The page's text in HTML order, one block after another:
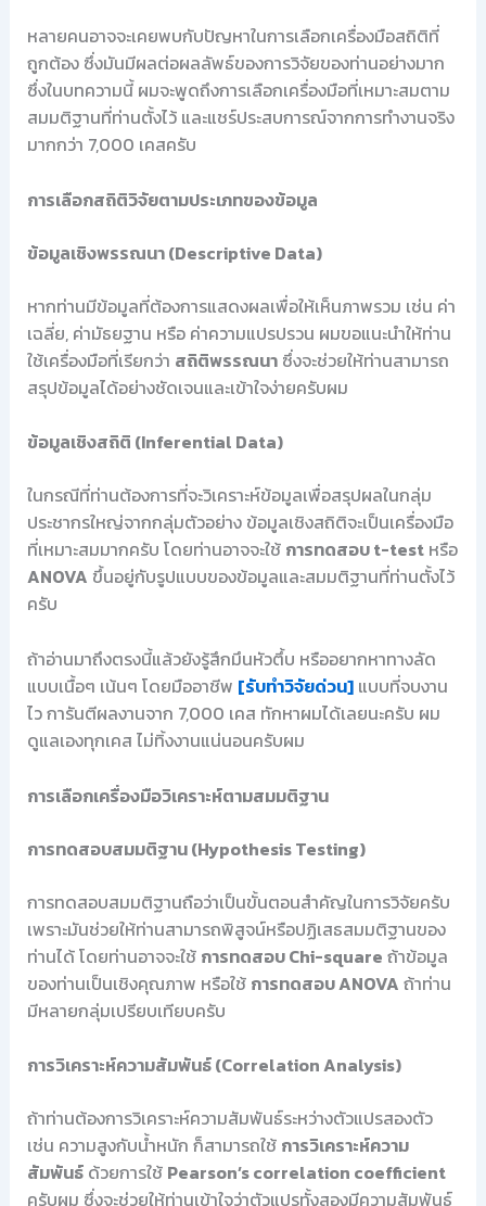
หลายคนอาจจะเคยพบกับปัญหาในการเลือกเครื่องมือสถิติที่
ถูกต้อง ซึ่งมันมีผลต่อผลลัพธ์ของการวิจัยของท่านอย่างมาก
ซึ่งในบทความนี้ ผมจะพูดถึงการเลือกเครื่องมือที่เหมาะสมตาม
สมมติฐานที่ท่านตั้งไว้ และแชร์ประสบการณ์จากการทำงานจริง
มากกว่า 7,000 เคสครับ
การเลือกสถิติวิจัยตามประเภทของข้อมูล
ข้อมูลเชิงพรรณนา (Descriptive Data)
หากท่านมีข้อมูลที่ต้องการแสดงผลเพื่อให้เห็นภาพรวม เช่น ค่า
เฉลี่ย, ค่ามัธยฐาน หรือ ค่าความแปรปรวน ผมขอแนะนำให้ท่าน
ใช้เครื่องมือที่เรียกว่า สถิติพรรณนาซึ่งจะช่วยให้ท่านสามารถ
สรุปข้อมูลได้อย่างชัดเจนและเข้าใจง่ายครับผม
ข้อมูลเชิงสถิติ (Inferential Data)
ในกรณีที่ท่านต้องการที่จะวิเคราะห์ข้อมูลเพื่อสรุปผลในกลุ่ม
ประชากรใหญ่จากกลุ่มตัวอย่าง ข้อมูลเชิงสถิติจะเป็นเครื่องมือ
ที่เหมาะสมมากครับ โดยท่านอาจจะใช้ การทดสอบ t-testหรือ
ANOVA ขึ้นอยู่กับรูปแบบของข้อมูลและสมมติฐานที่ท่านตั้งไว้
ครับ
ถ้าอ่านมาถึงตรงนี้แล้วยังรู้สึกมึนหัวตึ้บ หรืออยากหาทางลัด
แบบเนื้อๆ เน้นๆ โดยมืออาชีพ [รับทำวิจัยด่วน]แบบที่จบงาน
ไว การันตีผลงานจาก 7,000 เคส ทักหาผมได้เลยนะครับ ผม
ดูแลเองทุกเคส ไม่ทิ้งงานแน่นอนครับผม
การเลือกเครื่องมือวิเคราะห์ตามสมมติฐาน
การทดสอบสมมติฐาน (Hypothesis Testing)
การทดสอบสมมติฐานถือว่าเป็นขั้นตอนสำคัญในการวิจัยครับ
เพราะมันช่วยให้ท่านสามารถพิสูจน์หรือปฏิเสธสมมติฐานของ
ท่านได้ โดยท่านอาจจะใช้ การทดสอบ Chi-square ถ้าข้อมูล
ของท่านเป็นเชิงคุณภาพ หรือใช้ การทดสอบ ANOVA ถ้าท่าน
มีหลายกลุ่มเปรียบเทียบครับ
การวิเคราะห์ความสัมพันธ์ (Correlation Analysis)
ถ้าท่านต้องการวิเคราะห์ความสัมพันธ์ระหว่างตัวแปรสองตัว
เช่น ความสูงกับน้ำหนัก ก็สามารถใช้ การวิเคราะห์ความ
สัมพันธ์ด้วยการใช้ Pearson’s correlation coefficient
ครับผม ซึ่งจะช่วยให้ท่านเข้าใจว่าตัวแปรทั้งสองมีความสัมพันธ์